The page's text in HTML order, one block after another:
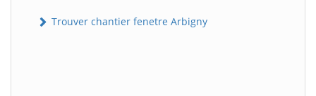
Trouver chantier fenetre Arbigny